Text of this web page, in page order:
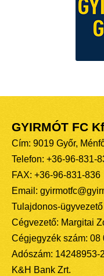
GYIRMÓT FC
Cím: 9019 Győr,
Telefon: +36-96-831-
FAX: +36-96-831-836
Email:
Tulajdonos-
Cégvezető: Margitai
Cégjegyzék szám: 08
Adószám: 14248953-
K&H Bank Zrt.